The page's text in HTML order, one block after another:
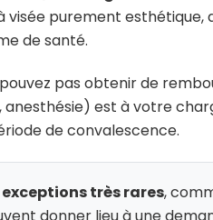
visée purement
de santé.
pas obtenir de
est à votre
de convalescence.
exceptions très rares,
donner lieu à une